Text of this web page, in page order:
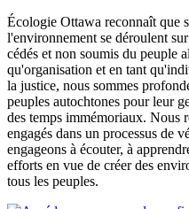
Écologie Ottawa reconnaît que
l'environnement se déroulent
cédés et non soumis du peuple
qu'organisation et en tant
la justice, nous sommes
peuples autochtones pour leur
des temps immémoriaux. Nous
engagés dans un processus de
engageons à écouter, à
efforts en vue de créer des
tous les peuples.